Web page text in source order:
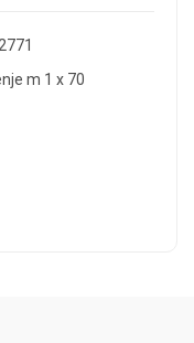
m 1 x 70